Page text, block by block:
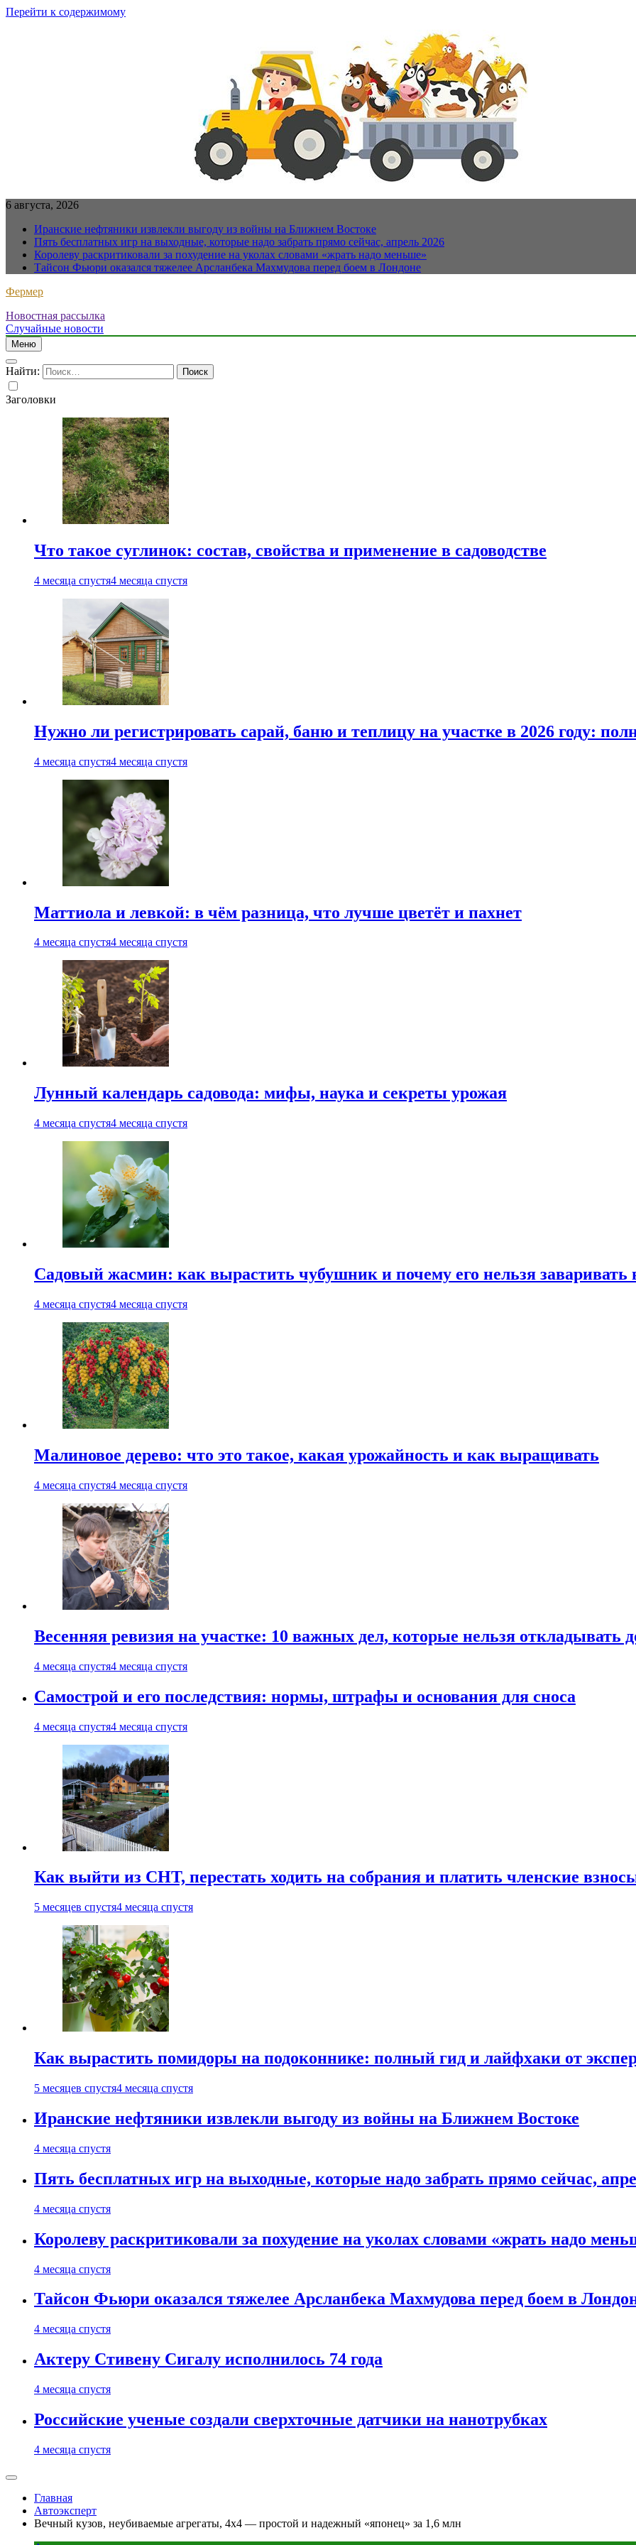
Перейти к содержимому
6 августа, 2026
Иранские нефтяники извлекли выгоду из войны на Ближнем Востоке
Пять бесплатных игр на выходные, которые надо забрать прямо сейчас, апрель 2026
Королеву раскритиковали за похудение на уколах словами «жрать надо меньше»
Тайсон Фьюри оказался тяжелее Арсланбека Махмудова перед боем в Лондоне
Фермер
Новостная рассылка
Случайные новости
Меню
Найти:
Заголовки
Что такое суглинок: состав, свойства и применение в садоводстве
4 месяца спустя4 месяца спустя
Нужно ли регистрировать сарай, баню и теплицу на участке в 2026 году:
4 месяца спустя4 месяца спустя
Маттиола и левкой: в чём разница, что лучше цветёт и пахнет
4 месяца спустя4 месяца спустя
Лунный календарь садовода: мифы, наука и секреты урожая
4 месяца спустя4 месяца спустя
Садовый жасмин: как вырастить чубушник и почему его нельзя заваривать
4 месяца спустя4 месяца спустя
Малиновое дерево: что это такое, какая урожайность и как выращивать
4 месяца спустя4 месяца спустя
Весенняя ревизия на участке: 10 важных дел, которые нельзя откладывать
4 месяца спустя4 месяца спустя
Самострой и его последствия: нормы, штрафы и основания для сноса
4 месяца спустя4 месяца спустя
Как выйти из СНТ, перестать ходить на собрания и платить членские
5 месяцев спустя4 месяца спустя
Как вырастить помидоры на подоконнике: полный гид и лайфхаки от
5 месяцев спустя4 месяца спустя
Иранские нефтяники извлекли выгоду из войны на Ближнем Востоке
4 месяца спустя
Пять бесплатных игр на выходные, которые надо забрать прямо сейчас,
4 месяца спустя
Королеву раскритиковали за похудение на уколах словами «жрать надо
4 месяца спустя
Тайсон Фьюри оказался тяжелее Арсланбека Махмудова перед боем в
4 месяца спустя
Актеру Стивену Сигалу исполнилось 74 года
4 месяца спустя
Российские ученые создали сверхточные датчики на нанотрубках
4 месяца спустя
Главная
Автоэксперт
Вечный кузов, неубиваемые агрегаты, 4х4 — простой и надежный «японец» за 1,6 млн